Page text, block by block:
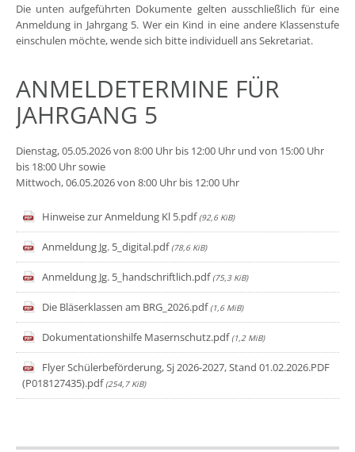
Die unten aufgeführten Dokumente gelten ausschließlich für eine
Anmeldung in Jahrgang 5. Wer ein Kind in eine andere Klassenstufe
einschulen möchte, wende sich bitte individuell ans Sekretariat.
ANMELDETERMINE FÜR
JAHRGANG 5
Dienstag, 05.05.2026 von 8:00 Uhr bis 12:00 Uhr und von 15:00 Uhr
bis 18:00 Uhr sowie
Mittwoch, 06.05.2026 von 8:00 Uhr bis 12:00 Uhr
Hinweise zur Anmeldung Kl 5.pdf (92,6 KiB)
Anmeldung Jg. 5_digital.pdf (78,6 KiB)
Anmeldung Jg. 5_handschriftlich.pdf (75,3 KiB)
Die Bläserklassen am BRG_2026.pdf (1,6 MiB)
Dokumentationshilfe Masernschutz.pdf (1,2 MiB)
Flyer Schülerbeförderung, Sj 2026-2027, Stand 01.02.2026.PDF
(P018127435).pdf (254,7 KiB)